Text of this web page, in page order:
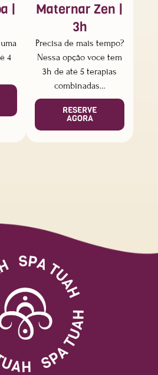
|
4
Maternar Zen |
3h
Precisa de mais tempo?
Nessa opção você tem
3h de até 5 terapias
combinadas…
RESERVE
AGORA